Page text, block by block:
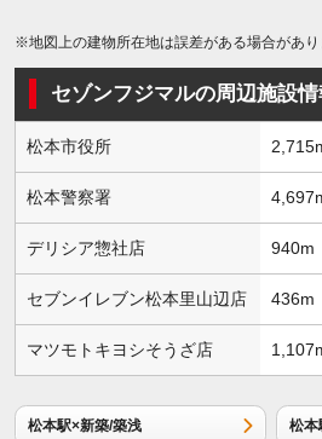
※地図上の建物所在地は誤差がある場合があり
セゾンフジマルの周辺施設情
松本市役所
松本警察署
デリシア惣社店 940m
セブンイレブン松本里山辺店 436m
マツモトキヨシそうざ店
松本駅×新築/築浅 松本